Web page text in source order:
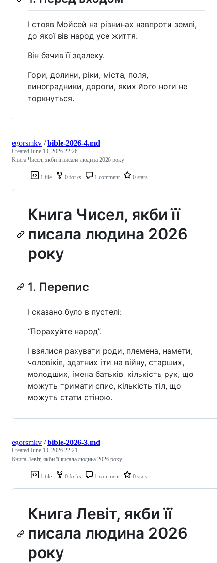
І стояв Мойсей на рівнинах навпроти землі,
до якої вів народ усе життя.
Він бачив її здалеку.
Гори, долини, ріки, міста, поля,
виноградники, дороги, яких його ноги не
торкнуться.
1 file 0 forks 1 comment 0 stars
egorsmkv /bible-2026-4.md
Created June 10, 2026 22:26
Книга Чисел, якби її писала людина 2026 року
Книга Чисел, якби її
писала людина 2026
року
1. Перепис
І сказано було в пустелі:
“Порахуйте народ”.
І взялися рахувати роди, племена, намети,
чоловіків, здатних іти на війну, старших,
молодших, імена батьків, кількість рук, що
можуть тримати спис, кількість тіл, що
можуть стати стіною.
1 file 0 forks 1 comment 0 stars
egorsmkv /bible-2026-3.md
Created June 10, 2026 22:21
Книга Левіт, якби її писала людина 2026 року
Книга Левіт, якби її
писала людина 2026
року